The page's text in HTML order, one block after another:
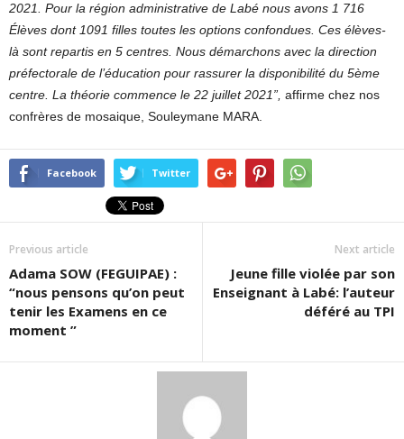
2021. Pour la région administrative de Labé nous avons 1 716
Élèves dont 1091 filles toutes les options confondues. Ces élèves-
là sont repartis en 5 centres. Nous démarchons avec la direction
préfectorale de l’éducation pour rassurer la disponibilité du 5ème
centre. La théorie commence le 22 juillet 2021”, affirme chez nos
confrères de mosaique, Souleymane MARA.
Facebook Twitter
Previous article
Adama SOW (FEGUIPAE) :
“nous pensons qu’on peut
tenir les Examens en ce
moment ”
Next article
Jeune fille violée par son
Enseignant à Labé: l’auteur
déféré au TPI